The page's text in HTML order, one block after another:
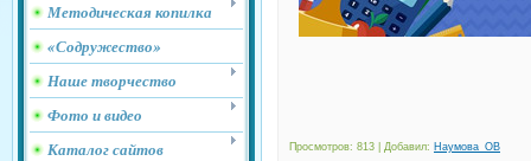
Методическая копилка
«Содружество»
Наше творчество
Фото и видео
Каталог сайтов
Просмотров: 813 | Добавил: Наумова_ОВ